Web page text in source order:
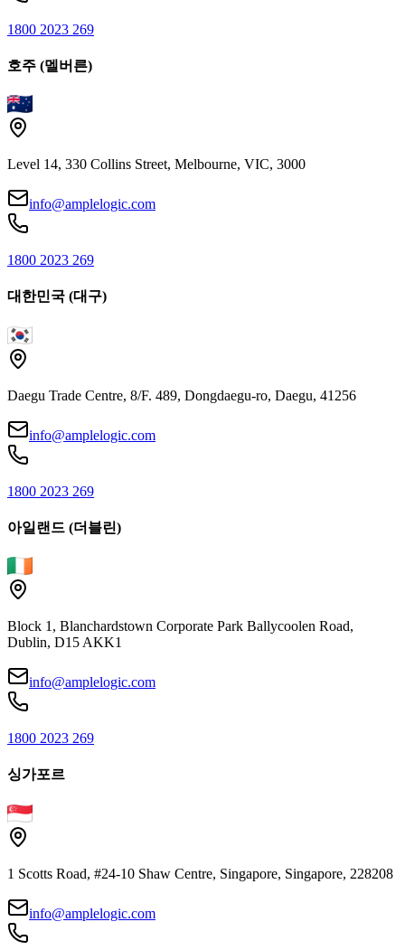
1800 2023 269
호주 (멜버른)
Level 14, 330 Collins Street, Melbourne, VIC, 3000
info@amplelogic.com
1800 2023 269
대한민국 (대구)
Daegu Trade Centre, 8/F. 489, Dongdaegu-ro, Daegu, 41256
info@amplelogic.com
1800 2023 269
아일랜드 (더블린)
Block 1, Blanchardstown Corporate Park Ballycoolen Road,
Dublin, D15 AKK1
info@amplelogic.com
1800 2023 269
싱가포르
1 Scotts Road, #24-10 Shaw Centre, Singapore, Singapore, 228208
info@amplelogic.com